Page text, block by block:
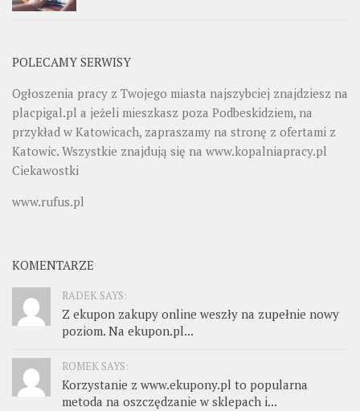
POLECAMY SERWISY
Ogłoszenia pracy z Twojego miasta najszybciej znajdziesz na
placpigal.pl a jeżeli mieszkasz poza Podbeskidziem, na
przykład w Katowicach, zapraszamy na stronę z ofertami z
Katowic. Wszystkie znajdują się na www.kopalniapracy.pl
Ciekawostki
www.rufus.pl
KOMENTARZE
RADEK SAYS:
Z ekupon zakupy online weszły na zupełnie nowy
poziom. Na ekupon.pl...
ROMEK SAYS:
Korzystanie z www.ekupony.pl to popularna
metoda na oszczędzanie w sklepach i...